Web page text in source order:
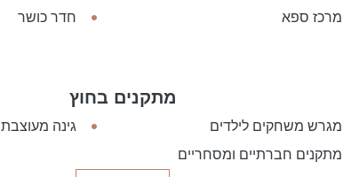
מרכז ספא חדר כושר
מתקנים בחוץ
מגרש משחקים לילדים גינה מעוצבת
מתקנים חברתיים ומסחריים